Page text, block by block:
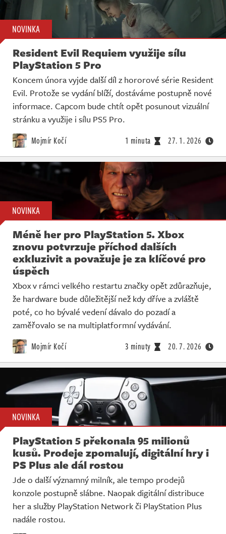
NOVINKA
Resident Evil Requiem využije sílu
PlayStation 5 Pro
Koncem února vyjde další díl z hororové série Resident
Evil. Protože se vydání blíží, dostáváme postupně nové
informace. Capcom bude chtít opět posunout vizuální
stránku a využije i sílu PS5 Pro.
Mojmír Kočí 1 minuta 27. 1. 2026
NOVINKA
Méně her pro PlayStation 5. Xbox
znovu potvrzuje příchod dalších
exkluzivit a považuje je za klíčové pro
úspěch
Xbox v rámci velkého restartu značky opět zdůrazňuje,
že hardware bude důležitější než kdy dříve a zvláště
poté, co ho bývalé vedení dávalo do pozadí a
zaměřovalo se na multiplatformní vydávání.
Mojmír Kočí 3 minuty 20. 7. 2026
NOVINKA
PlayStation 5 překonala 95 milionů
kusů. Prodeje zpomalují, digitální hry i
PS Plus ale dál rostou
Jde o další významný milník, ale tempo prodejů
konzole postupně slábne. Naopak digitální distribuce
her a služby PlayStation Network či PlayStation Plus
nadále rostou.